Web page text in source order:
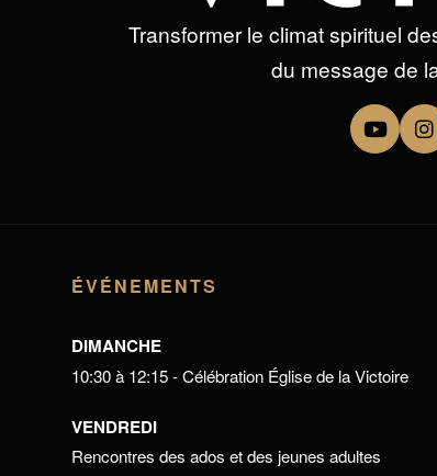
Transformer le climat spirituel
du message de
ÉVÉNEMENTS
DIMANCHE
10:30 à 12:15 - Célébration Église de la Victoire
VENDREDI
Rencontres des ados et des jeunes adultes